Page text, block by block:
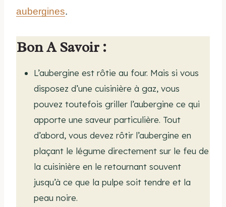
aubergines.
Bon A Savoir :
L’aubergine est rôtie au four. Mais si vous
disposez d’une cuisinière à gaz, vous
pouvez toutefois griller l’aubergine ce qui
apporte une saveur particulière. Tout
d’abord, vous devez rôtir l’aubergine en
plaçant le légume directement sur le feu de
la cuisinière en le retournant souvent
jusqu’à ce que la pulpe soit tendre et la
peau noire.